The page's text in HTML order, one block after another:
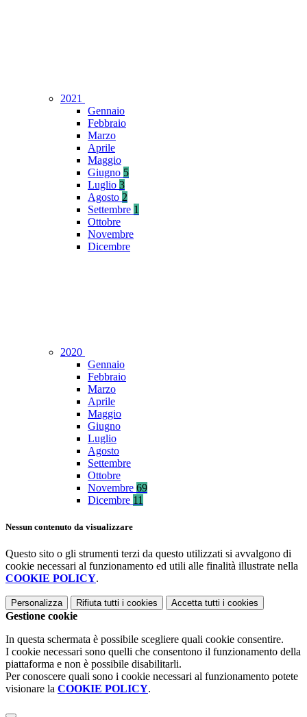
2021
Gennaio
Febbraio
Marzo
Aprile
Maggio
Giugno 5
Luglio 3
Agosto 2
Settembre 1
Ottobre
Novembre
Dicembre
2020
Gennaio
Febbraio
Marzo
Aprile
Maggio
Giugno
Luglio
Agosto
Settembre
Ottobre
Novembre 69
Dicembre 11
Nessun contenuto da visualizzare
Questo sito o gli strumenti terzi da questo utilizzati si avvalgono di
cookie necessari al funzionamento ed utili alle finalità illustrate nella
COOKIE POLICY.
Personalizza Rifiuta tutti i cookies Accetta tutti i cookies
Gestione cookie
In questa schermata è possibile scegliere quali cookie consentire.
I cookie necessari sono quelli che consentono il funzionamento della
piattaforma e non è possibile disabilitarli.
Per conoscere quali sono i cookie necessari al funzionamento potete
visionare la COOKIE POLICY.